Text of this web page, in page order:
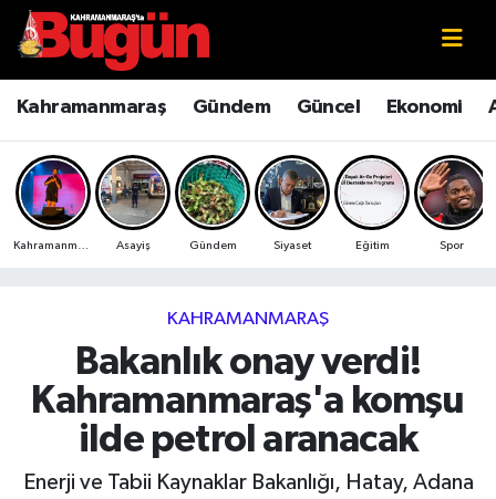
Kahramanmaraş Gündem Güncel Ekonomi
Asayiş Gündem Siyaset Eğitim Spor
KAHRAMANMARAŞ
Bakanlık onay verdi!
Kahramanmaraş'a komşu
ilde petrol aranacak
Enerji ve Tabii Kaynaklar Bakanlığı, Hatay, Adana
Kahramanmaraş
Kahramanmaraş Sokak Röportajları
Bilim ve Teknoloji
Çevre
Ekonomi
Genel
Güncel
Kahramanmaraş Nöbetçi Eczaneler
Kahramanmaraş Hava Durumu
Kahramanmaraş Namaz Vakitleri
Kahramanmaraş Trafik Yoğunluk Haritası
Süper Lig Puan Durumu ve Fikstür
Tüm Manşetler
Son Dakika Haberleri
Haber Arşivi